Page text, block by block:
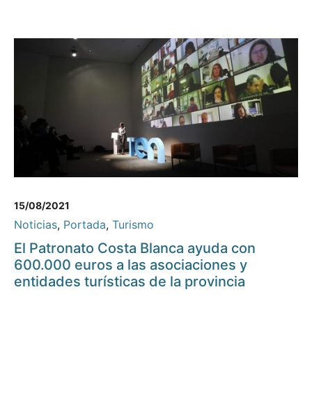
15/08/2021
Noticias, Portada, Turismo
El Patronato Costa Blanca ayuda con
600.000 euros a las asociaciones y
entidades turísticas de la provincia